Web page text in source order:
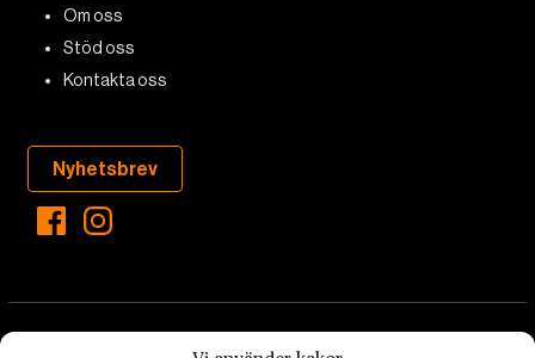
Om oss
Stöd oss
Kontakta oss
Nyhetsbrev